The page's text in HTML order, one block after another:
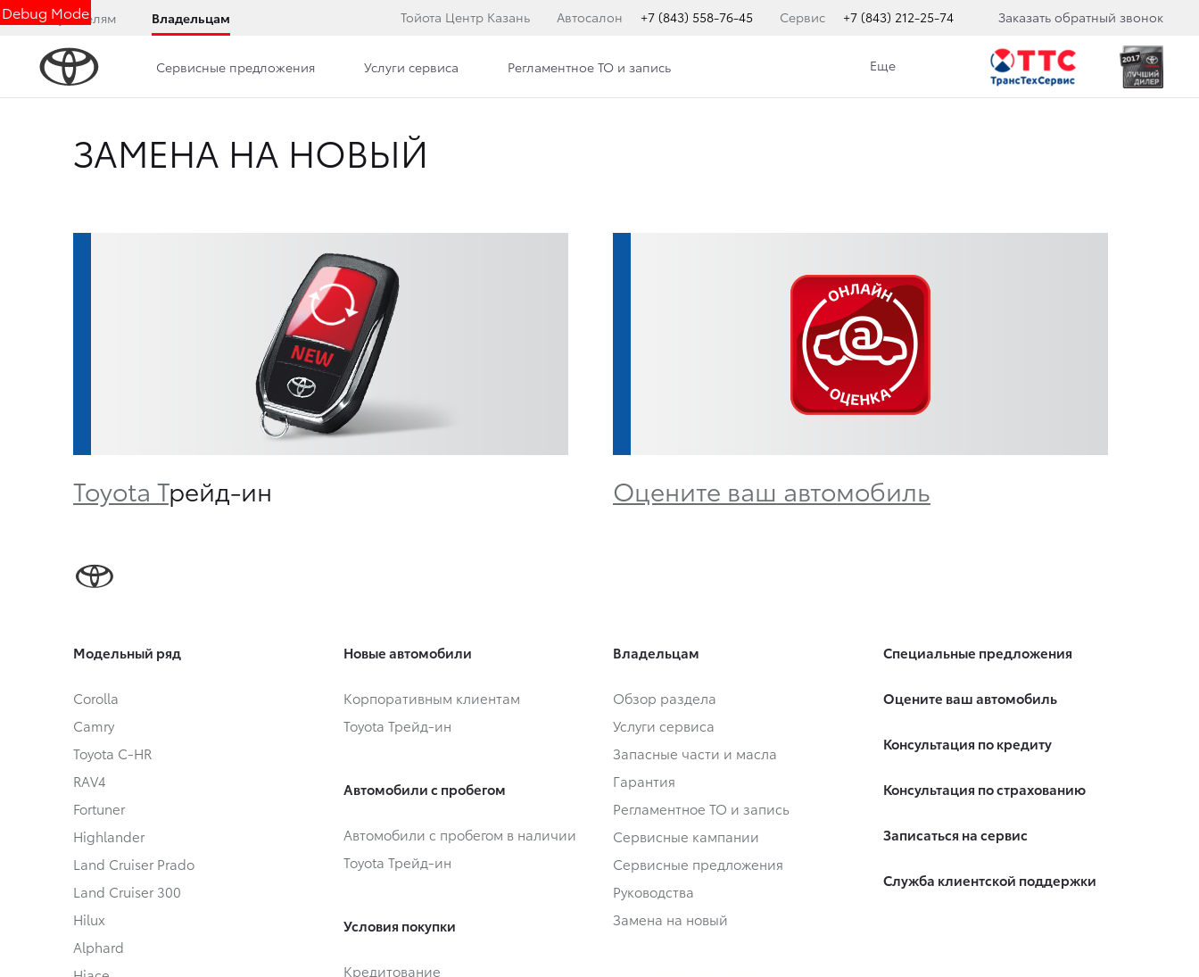
Debug Mode
Покупателям Владельцам Тойота Центр Казань Автосалон +7 (843) 558-76-45 Сервис +7 (843) 212-25-74 Заказать обратный звонок
Сервисные предложения Услуги сервиса Регламентное ТО и запись Еще
ЗАМЕНА НА НОВЫЙ
Toyota Трейд-ин Оцените ваш автомобиль
Модельный ряд
Corolla
Camry
Toyota C-HR
RAV4
Fortuner
Highlander
Land Cruiser Prado
Land Cruiser 300
Hilux
Alphard
Новые автомобили
Корпоративным клиентам
Toyota Трейд-ин
Автомобили с пробегом
Автомобили с пробегом в наличии
Toyota Трейд-ин
Условия покупки
Кредитование
Владельцам
Обзор раздела
Услуги сервиса
Запасные части и масла
Гарантия
Регламентное ТО и запись
Сервисные кампании
Сервисные предложения
Руководства
Замена на новый
Специальные предложения
Оцените ваш автомобиль
Консультация по кредиту
Консультация по страхованию
Записаться на сервис
Служба клиентской поддержки